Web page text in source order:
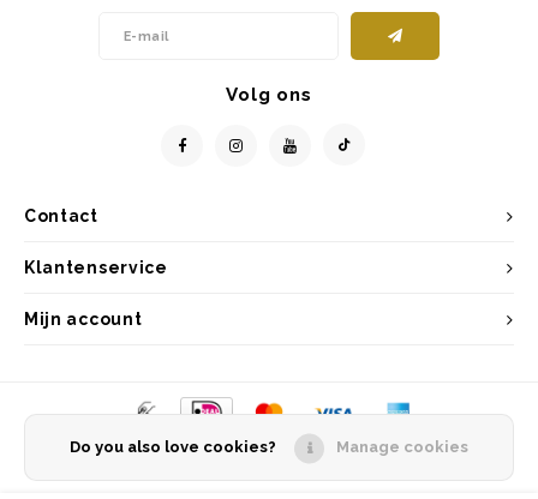
Contact
Volg ons
Klantenservice
Mijn account
© Copyright 2026 Entrepôt Holland - Powered byLightspeed- Theme by
Do you also love cookies? Manage cookies